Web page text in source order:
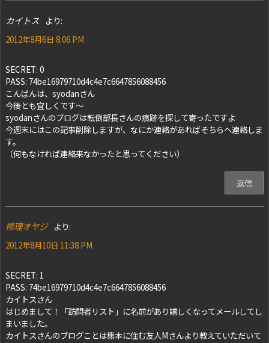
カイトス より:
2012年8月6日 8:06 PM
SECRET: 0
PASS: 74be16979710d4c4e7c6647856088456
こんばんは、syodanさん
今後とも宜しくです～
syodanさんのブログは転倒部長さんの痕跡を探して寄ったですよ
今週末にはこの記事削除しますが、なにか連絡があればそちらへ連絡しま
す。
（何もなければ連絡来なかったと思ってください）
返信
修理オヤジ より:
2012年8月10日 11:38 PM
SECRET: 1
PASS: 74be16979710d4c4e7c6647856088456
カイトスさん
はじめまして！「訪問者リスト」に名前があり嬉しくなってメールしてし
まいました。
カイトスさんのブログことは熊本に住む友人Mさんより教えていただいて